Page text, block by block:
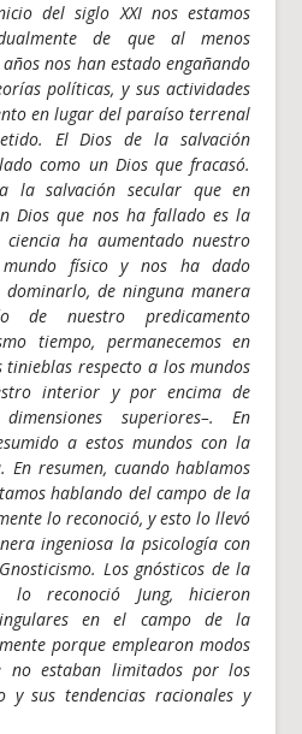
del siglo XXI nos estamos
de que al menos
nos han estado engañando
políticas, y sus actividades
en lugar del paraíso terrenal
El Dios de la salvación
como un Dios que fracasó.
la salvación secular que en
Dios que nos ha fallado es la
ciencia ha aumentado nuestro
mundo físico y nos ha dado
de ninguna manera
de nuestro predicamento
tiempo, permanecemos en
tinieblas respecto a los mundos
interior y por encima de
superiores–. En
a estos mundos con la
En resumen, cuando hablamos
hablando del campo de la
lo reconoció, y esto lo llevó
ingeniosa la psicología con
Los gnósticos de la
lo reconoció Jung, hicieron
en el campo de la
porque emplearon modos
no estaban limitados por los
y sus tendencias racionales y